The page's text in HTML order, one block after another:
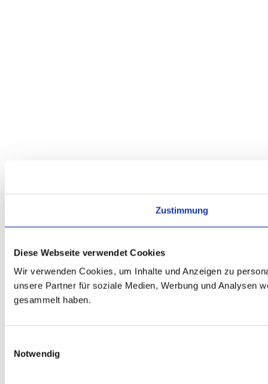
Zustimmung
Diese Webseite verwendet Cookies
Wir verwenden Cookies, um Inhalte und Anzeigen zu
unsere Partner für soziale Medien, Werbung und Analysen
gesammelt haben.
Notwendig